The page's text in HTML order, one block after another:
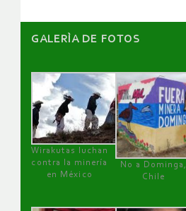
GALERÌA DE FOTOS
Wirakutas luchan
contra la minería
en México
No a Dominga,
Chile